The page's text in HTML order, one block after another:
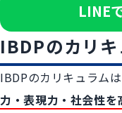
LINE
IBDPのカリ
IBDPのカリキュラム
力・表現力・社会性